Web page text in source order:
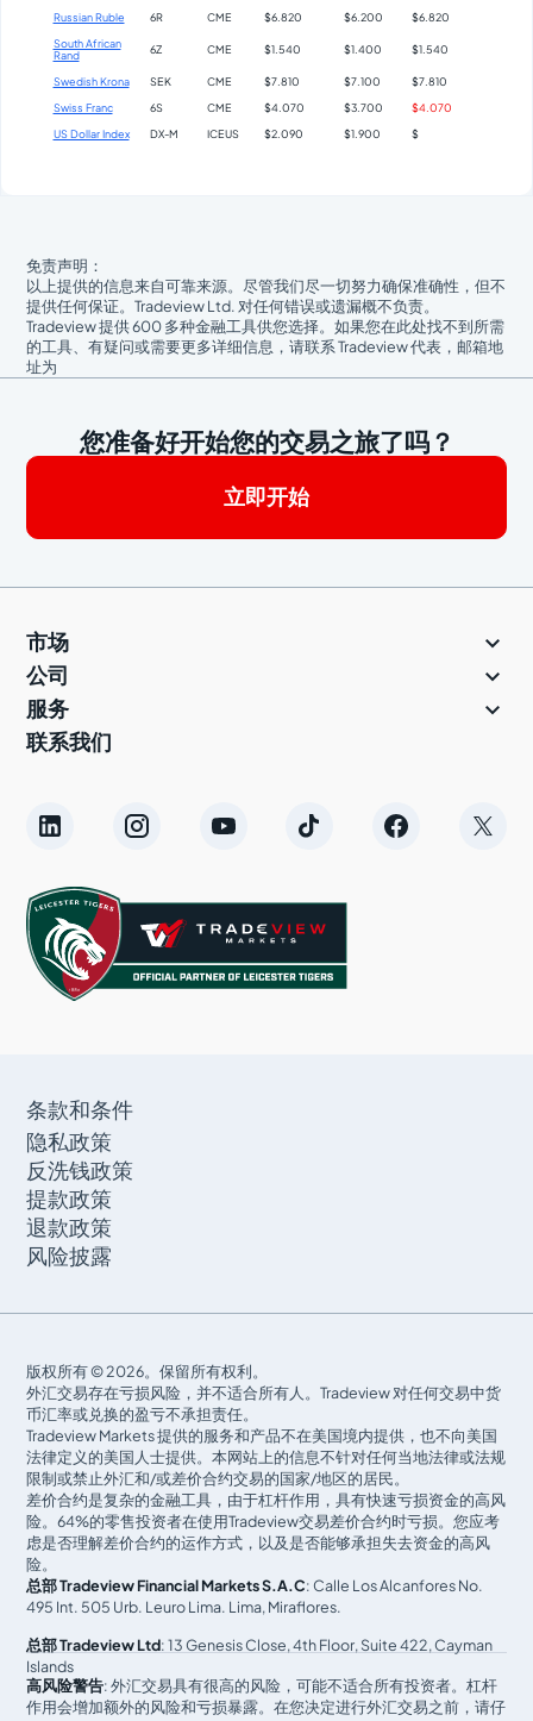
Russian Ruble 6R CME $6.820 $6.200
$6.820
South African
Rand
6Z CME $1.540 $1.400 $1.540
Swedish Krona SEK CME $7.810 $7.100
$7.810
Swiss Franc
6S CME $4.070 $3.700
$4.070
US Dollar Index
DX-M ICEUS $2.090 $1.900 $
免责声明：
以上提供的信息来自可靠来源。尽管我们尽一切努力确保准确性，但不
提供任何保证。Tradeview Ltd. 对任何错误或遗漏概不负责。
Tradeview 提供 600 多种金融工具供您选择。如果您在此处找不到所需
的工具、有疑问或需要更多详细信息，请联系 Tradeview 代表，邮箱地
址为
您准备好开始您的交易之旅了吗？
立即开始
市场 
公司 
服务 
联系我们
条款和条件
隐私政策
反洗钱政策
提款政策
退款政策
风险披露
版权所有 © 2026。保留所有权利。
外汇交易存在亏损风险，并不适合所有人。Tradeview 对任何交易中货
币汇率或兑换的盈亏不承担责任。
Tradeview Markets 提供的服务和产品不在美国境内提供，也不向美国
法律定义的美国人士提供。本网站上的信息不针对任何当地法律或法规
限制或禁止外汇和/或差价合约交易的国家/地区的居民。
差价合约是复杂的金融工具，由于杠杆作用，具有快速亏损资金的高风
险。64%的零售投资者在使用Tradeview交易差价合约时亏损。您应考
虑是否理解差价合约的运作方式，以及是否能够承担失去资金的高风
险。
总部 Tradeview Financial Markets S.A.C: Calle Los Alcanfores No.
495 Int. 505 Urb. Leuro Lima. Lima, Miraflores.
总部 Tradeview Ltd: 13 Genesis Close, 4th Floor, Suite 422, Cayman
Islands
高风险警告: 外汇交易具有很高的风险，可能不适合所有投资者。杠杆
作用会增加额外的风险和亏损暴露。在您决定进行外汇交易之前，请仔